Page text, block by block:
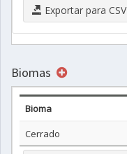
Exportar para CSV
Biomas
Bioma
Cerrado